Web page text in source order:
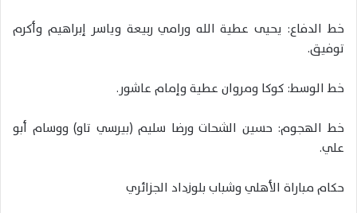
خط الدفاع: يحيى عطية الله ورامي ربيعة وياسر إبراهيم وأكرم
توفيق.
خط الوسط: كوكا ومروان عطية وإمام عاشور.
خط الهجوم: حسين الشحات ورضا سليم (بيرسي تاو) ووسام أبو
علي.
حكام مباراة الأهلي وشباب بلوزداد الجزائري